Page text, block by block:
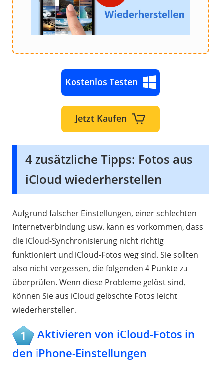
Kostenlos Testen
Jetzt Kaufen
4 zusätzliche Tipps: Fotos aus
iCloud wiederherstellen
Aufgrund falscher Einstellungen, einer schlechten
Internetverbindung usw. kann es vorkommen, dass
die iCloud-Synchronisierung nicht richtig
funktioniert und iCloud-Fotos weg sind. Sie sollten
also nicht vergessen, die folgenden 4 Punkte zu
überprüfen. Wenn diese Probleme gelöst sind,
können Sie aus iCloud gelöschte Fotos leicht
wiederherstellen.
1
Aktivieren von iCloud-Fotos in
den iPhone-Einstellungen